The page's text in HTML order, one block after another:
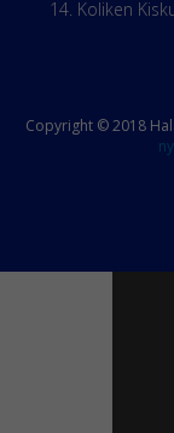
14. Koliken
Copyright © 2018